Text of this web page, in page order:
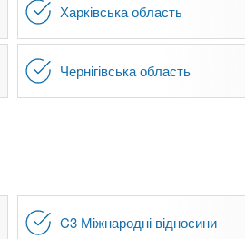
Харківська область
Чернігівська область
C3 Міжнародні відносини